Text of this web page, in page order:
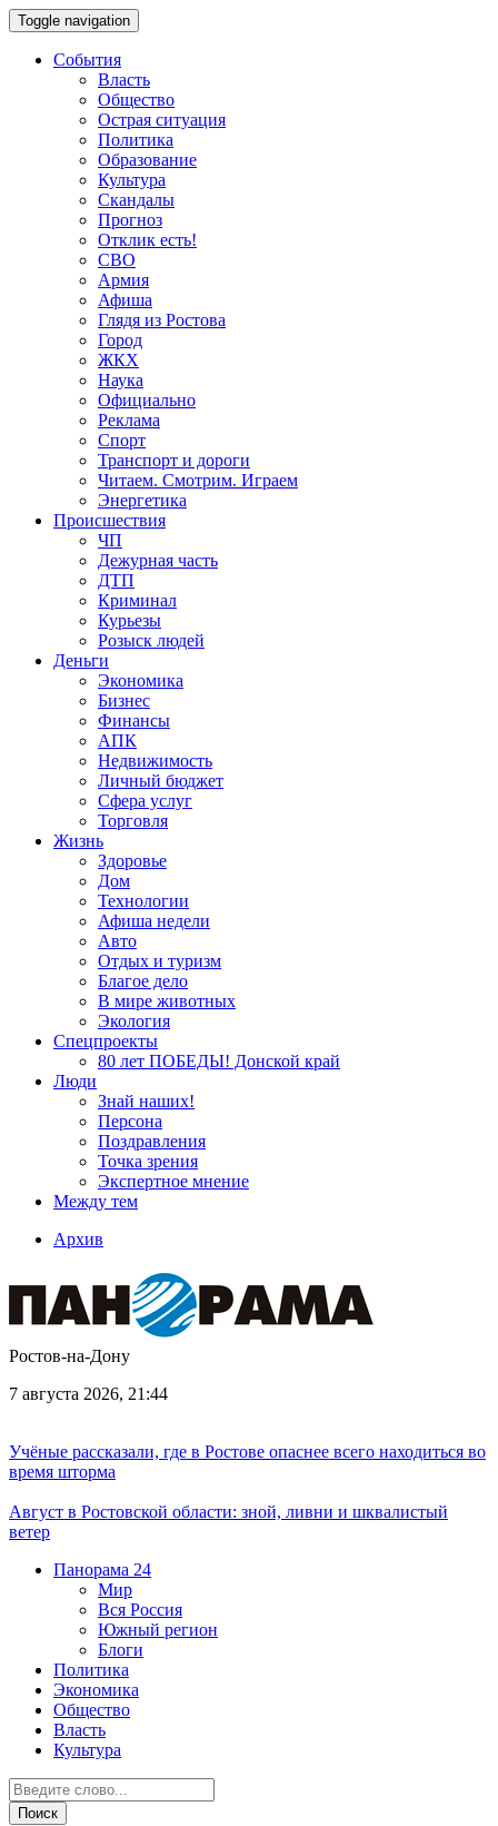
Toggle navigation
События
Власть
Общество
Острая ситуация
Политика
Образование
Культура
Скандалы
Прогноз
Отклик есть!
СВО
Армия
Афиша
Глядя из Ростова
Город
ЖКХ
Наука
Официально
Реклама
Спорт
Транспорт и дороги
Читаем. Смотрим. Играем
Энергетика
Происшествия
ЧП
Дежурная часть
ДТП
Криминал
Курьезы
Розыск людей
Деньги
Экономика
Бизнес
Финансы
АПК
Недвижимость
Личный бюджет
Сфера услуг
Торговля
Жизнь
Здоровье
Дом
Технологии
Афиша недели
Авто
Отдых и туризм
Благое дело
В мире животных
Экология
Спецпроекты
80 лет ПОБЕДЫ! Донской край
Люди
Знай наших!
Персона
Поздравления
Точка зрения
Экспертное мнение
Между тем
Архив
Ростов-на-Дону
7 августа 2026, 21:44
Учёные рассказали, где в Ростове опаснее всего находиться во
время шторма
Август в Ростовской области: зной, ливни и шквалистый
ветер
Панорама 24
Мир
Вся Россия
Южный регион
Блоги
Политика
Экономика
Общество
Власть
Культура